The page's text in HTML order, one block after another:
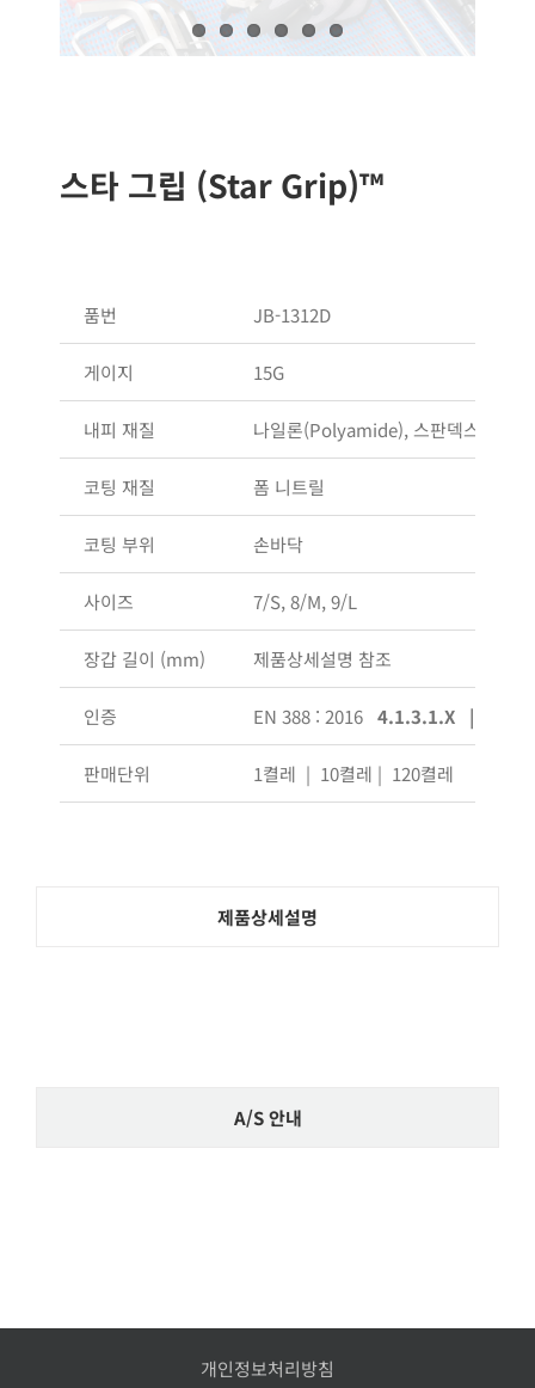
스타 그립 (Star Grip)™
품번 JB-1312D
게이지 15G
내피 재질 나일론(Polyamide), 스판덱스
코팅 재질 폼 니트릴
코팅 부위 손바닥
사이즈 7/S, 8/M, 9/L
장갑 길이 (mm) 제품상세설명 참조
인증 EN 388 : 2016 4.1.3.1.X |
판매단위 1켤레 | 10켤레 | 120켤레
제품상세설명
A/S 안내
개인정보처리방침